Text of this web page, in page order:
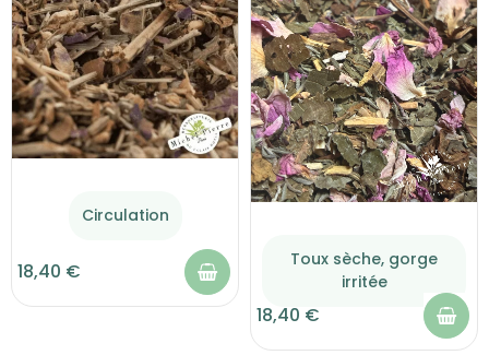
Circulation
18,40 €
Toux sèche, gorge
irritée
18,40 €